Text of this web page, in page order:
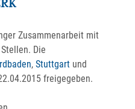
Zusammenarbeit mit
Die
, Stuttgart und
freigegeben.